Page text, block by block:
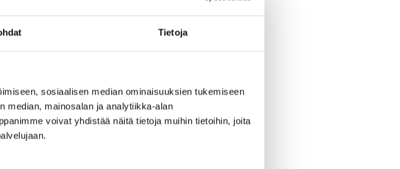
Tietoja
sosiaalisen median ominaisuuksien tukemiseen
median, mainosalan ja analytiikka-alan
voivat yhdistää näitä tietoja muihin tietoihin, joita
piia-marika.jokela@intoseinajoki.fi.